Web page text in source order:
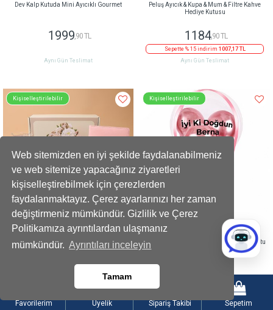
Web sitemizden en iyi şekilde faydalanabilmeniz
ve web sitemize yapacağınız ziyaretleri
kişiselleştirebilmek için çerezlerden
faydalanmaktayız. Çerez ayarlarınızı her zaman
değiştirmeniz mümkündür. Gizlilik ve Çerez
Politikamıza ayrıntılardan ulaşmanız
mümkündür. Ayrıntıları inceleyin
Tamam
Dev Kalp Kutuda Mini Ayıcıklı Gourmet
1999 ,90 TL
Aynı Gün Teslimat
Peluş Ayıcık & Kupa & Mum & Filtre Kahve
Hediye Kutusu
1184,90 TL
Sepette % 15 indirim 1007,17 TL
Aynı Gün Teslimat
Kişiselleştirilebilir
Defter Kalem Seti Kız Saksı Mum Fular Oda
Kokusu Hediye Seti
Sepette % 15 indirim
Kişiselleştirilebilir
Balonlu Gold Fındıklı Çikolatalı Pembe Kutu
1099,90 TL
Favorilerim Üyelik Sipariş Takibi Sepetim